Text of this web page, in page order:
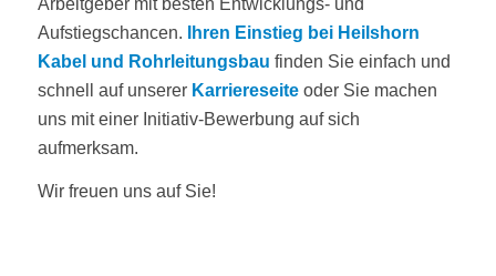
Aufstiegschancen.
Ihren Einstieg bei Heilshorn
Kabel und Rohrleitungsbau finden Sie einfach und
schnell auf unserer Karriereseiteoder Sie machen
uns mit einer Initiativ-Bewerbung auf sich
aufmerksam.
Wir freuen uns auf Sie!